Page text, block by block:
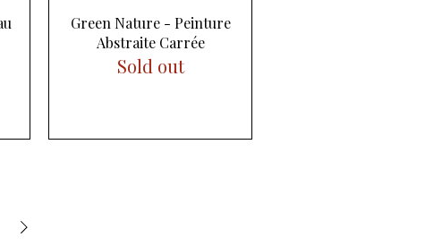
Aperçu rapide
Green Nature - Peinture
Abstraite Carrée
Sold out